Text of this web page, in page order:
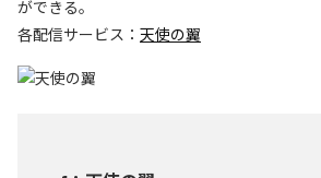
ができる。
各配信サービス： 天使の翼